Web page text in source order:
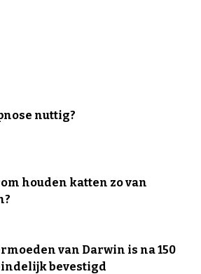
nuttig?
houden katten zo van
van Darwin is na 150
bevestigd